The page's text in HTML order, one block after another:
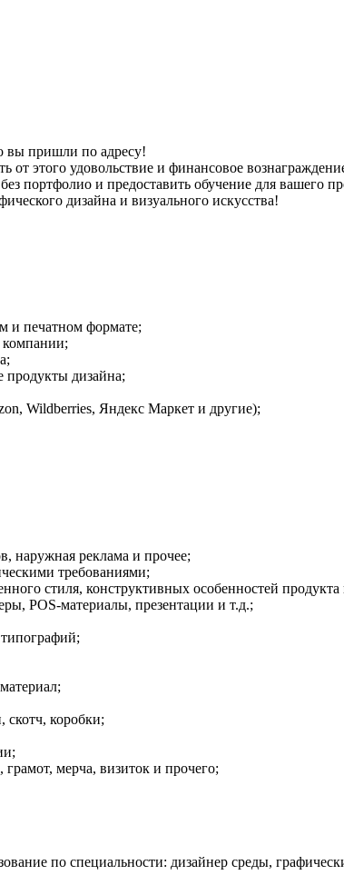
вы пришли по адресу!
этого удовольствие и финансовое
портфолио и предоставить обучение для вашего
дизайна и визуального искусства!
и печатном формате;
компании;
продукты дизайна;
Wildberries, Яндекс Маркет и другие);
наружная реклама и прочее;
требованиями;
стиля, конструктивных особенностей
POS-материалы, презентации и т.д.;
скотч, коробки;
грамот, мерча, визиток и прочего;
по специальности: дизайнер среды,